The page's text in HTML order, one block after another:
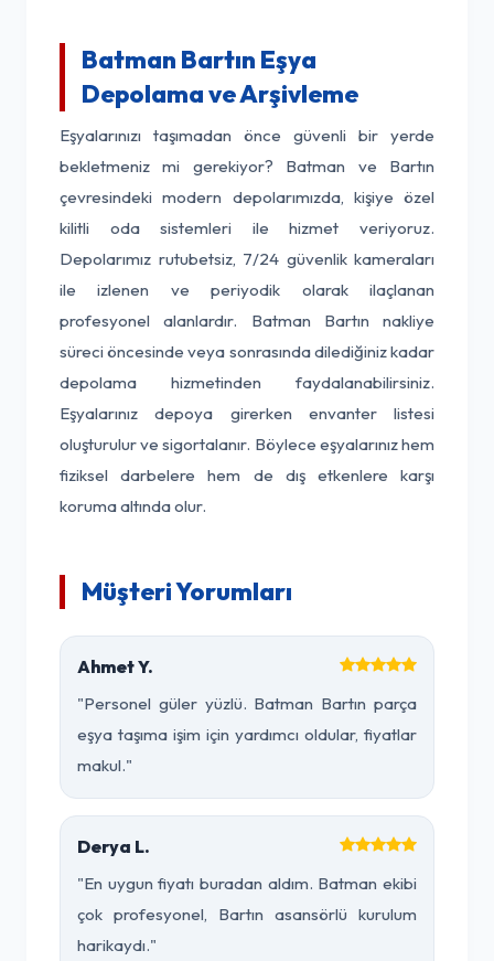
Batman Bartın Eşya
Depolama ve Arşivleme
Eşyalarınızı taşımadan önce güvenli bir yerde
bekletmeniz mi gerekiyor? Batman ve Bartın
çevresindeki modern depolarımızda, kişiye özel
kilitli oda sistemleri ile hizmet veriyoruz.
Depolarımız rutubetsiz, 7/24 güvenlik kameraları
ile izlenen ve periyodik olarak ilaçlanan
profesyonel alanlardır. Batman Bartın nakliye
süreci öncesinde veya sonrasında dilediğiniz kadar
depolama hizmetinden faydalanabilirsiniz.
Eşyalarınız depoya girerken envanter listesi
oluşturulur ve sigortalanır. Böylece eşyalarınız hem
fiziksel darbelere hem de dış etkenlere karşı
koruma altında olur.
Müşteri Yorumları
Ahmet Y.
"Personel güler yüzlü. Batman Bartın parça
eşya taşıma işim için yardımcı oldular, fiyatlar
makul."
Derya L.
"En uygun fiyatı buradan aldım. Batman ekibi
çok profesyonel, Bartın asansörlü kurulum
harikaydı."